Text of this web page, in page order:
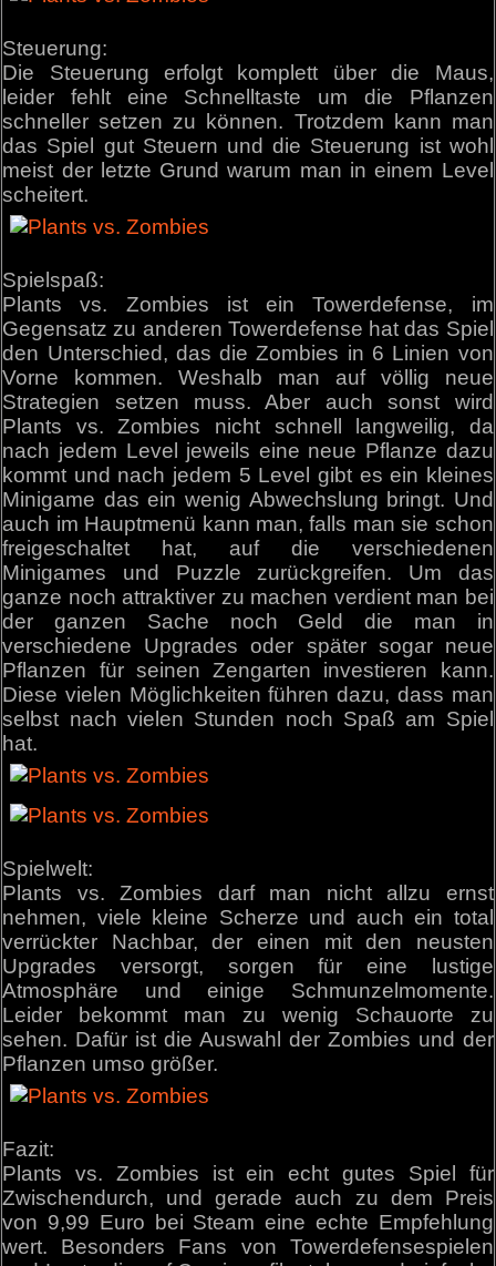
Steuerung:
Die Steuerung erfolgt komplett über die Maus,
leider fehlt eine Schnelltaste um die Pflanzen
schneller setzen zu können. Trotzdem kann man
das Spiel gut Steuern und die Steuerung ist wohl
meist der letzte Grund warum man in einem Level
scheitert.
Spielspaß:
Plants vs. Zombies ist ein Towerdefense, im
Gegensatz zu anderen Towerdefense hat das Spiel
den Unterschied, das die Zombies in 6 Linien von
Vorne kommen. Weshalb man auf völlig neue
Strategien setzen muss. Aber auch sonst wird
Plants vs. Zombies nicht schnell langweilig, da
nach jedem Level jeweils eine neue Pflanze dazu
kommt und nach jedem 5 Level gibt es ein kleines
Minigame das ein wenig Abwechslung bringt. Und
auch im Hauptmenü kann man, falls man sie schon
freigeschaltet hat, auf die verschiedenen
Minigames und Puzzle zurückgreifen. Um das
ganze noch attraktiver zu machen verdient man bei
der ganzen Sache noch Geld die man in
verschiedene Upgrades oder später sogar neue
Pflanzen für seinen Zengarten investieren kann.
Diese vielen Möglichkeiten führen dazu, dass man
selbst nach vielen Stunden noch Spaß am Spiel
hat.
Spielwelt:
Plants vs. Zombies darf man nicht allzu ernst
nehmen, viele kleine Scherze und auch ein total
verrückter Nachbar, der einen mit den neusten
Upgrades versorgt, sorgen für eine lustige
Atmosphäre und einige Schmunzelmomente.
Leider bekommt man zu wenig Schauorte zu
sehen. Dafür ist die Auswahl der Zombies und der
Pflanzen umso größer.
Fazit:
Plants vs. Zombies ist ein echt gutes Spiel für
Zwischendurch, und gerade auch zu dem Preis
von 9,99 Euro bei Steam eine echte Empfehlung
wert. Besonders Fans von Towerdefensespielen